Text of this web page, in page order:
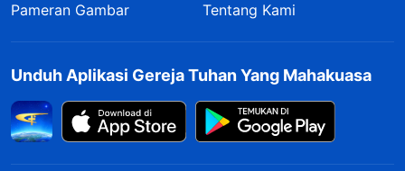
Pameran Gambar
Tentang Kami
Unduh Aplikasi Gereja Tuhan Yang Mahakuasa